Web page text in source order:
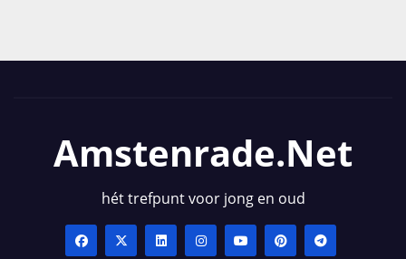
Amstenrade.net
hét trefpunt voor jong en oud